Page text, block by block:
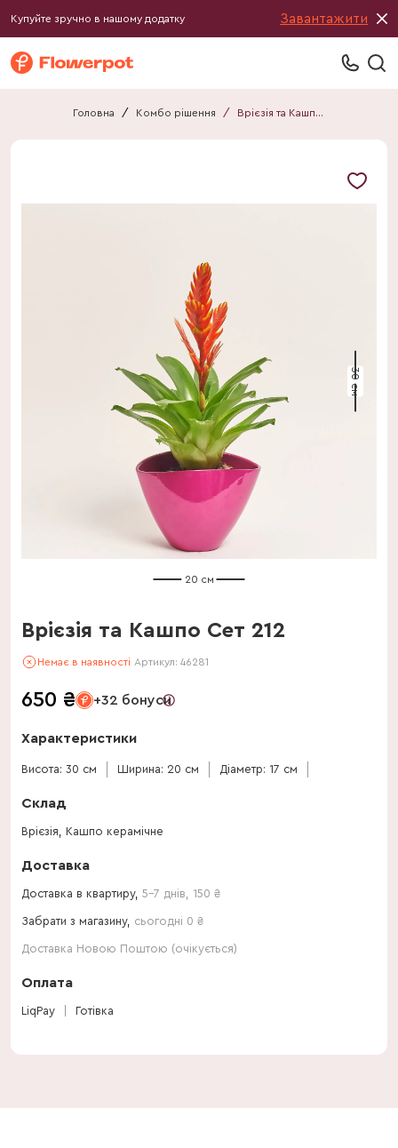
Купуйте зручно в нашому додатку Завантажити
Головна / Комбо рішення / Врієзія та Кашпо Сет 212
30 см
20 см
Врієзія та Кашпо Сет 212
Немає в наявності Артикул: 46281
650 ₴ +32 бонуси
Характеристики
Висота: 30 см Ширина: 20 см Діаметр: 17 см
Склад
Врієзія, Кашпо керамічне
Доставка
Доставка в квартиру, 5-7 днів 150 ₴
Забрати з магазину, сьогодні 0 ₴
Доставка Новою Поштою (очікується)
Оплата
LiqPay Готівка